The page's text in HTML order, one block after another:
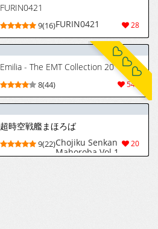
就会长大
品个人汉化] [进
FURIN0421
28
9(16)FURIN0421
Emilia - The EMT Collection 20
543
8(44)
超時空戦艦まほろば
20
9(22)Chojiku Senkan
Mahoroba Vol 1